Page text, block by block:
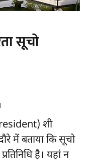
सूचो
शी
में बताया कि सूचो
है। यहां न